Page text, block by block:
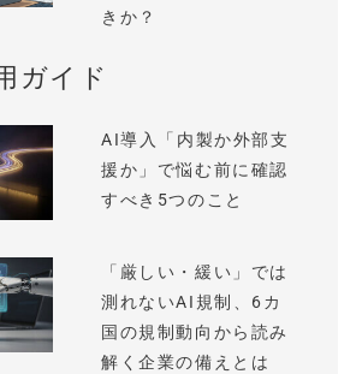
きか？
ガイド
AI導入「内製か外部支
援か」で悩む前に確認
すべき5つのこと
「厳しい・緩い」では
測れないAI規制、6カ
国の規制動向から読み
解く企業の備えとは